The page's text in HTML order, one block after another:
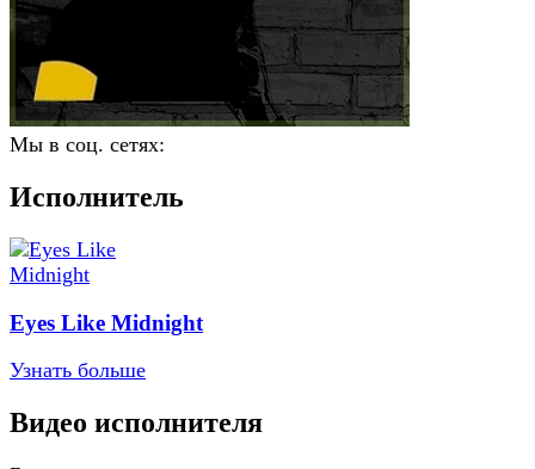
Мы в соц. сетях:
Исполнитель
Eyes Like Midnight
Узнать больше
Видео исполнителя